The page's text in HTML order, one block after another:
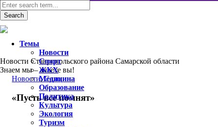
Новости Ставропольского района Самарской области
Знаем мы – знаете вы!
Новости,Село
«Пусть все помнят»
Темы
Новости
Спорт
ЖКХ
Медицина
Образование
Политика
Культура
Экология
Туризм